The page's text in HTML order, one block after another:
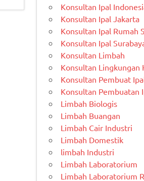
Konsultan Ipal
Konsultan Ipal Jakarta
Konsultan Ipal Rumah
Konsultan Ipal
Konsultan Limbah
Konsultan Lingkungan
Konsultan Pembuat
Konsultan Pembuatan
Limbah Biologis
Limbah Buangan
Limbah Cair Industri
Limbah Domestik
limbah Industri
Limbah Laboratorium
Limbah Laboratorium